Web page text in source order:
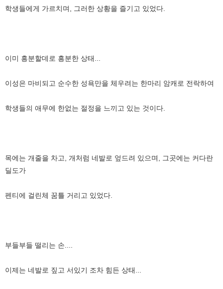
학생들에게 가르치며, 그러한 상황을 즐기고 있었다.
이미 흥분할데로 흥분한 상태...
이성은 마비되고 순수한 성욕만을 체우려는 한마리 암캐로 전락하여
학생들의 애무에 한없는 절정을 느끼고 있는 것이다.
목에는 개줄을 차고, 개처럼 네발로 엎드려 있으며, 그곳에는 커다란
딜도가
펜티에 걸린체 꿈틀 거리고 있었다.
부들부들 떨리는 손....
이제는 네발로 짚고 서있기 조차 힘든 상태...